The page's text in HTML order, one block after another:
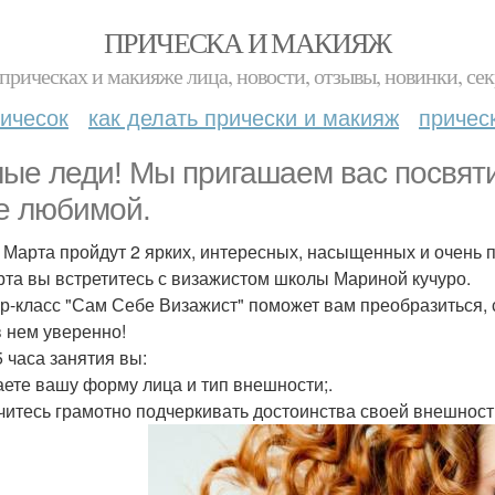
ПРИЧЕСКА И МАКИЯЖ
и макияже лица, новости, отзывы, новинки,
как делать прически и макияж
леди! Мы пригашаем вас
любимой.
пройдут 2 ярких, интересных, насыщенных и очень
вы встретитесь с визажистом школы Мариной кучуро.
класс "Сам Себе Визажист" поможет вам преобразиться,
нем уверенно!
часа занятия вы:
вашу форму лица и тип внешности;.
грамотно подчеркивать достоинства своей